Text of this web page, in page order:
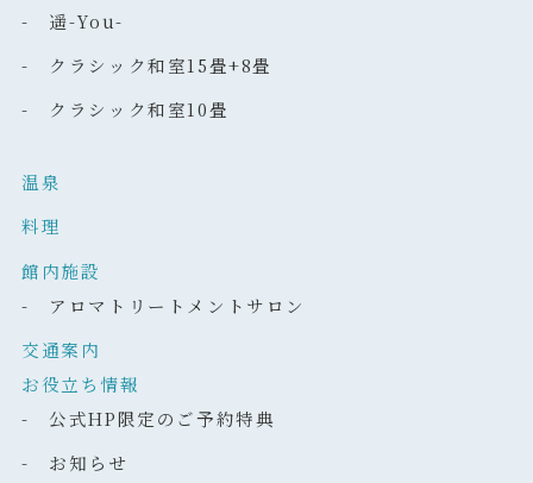
- 遥-You-
- クラシック和室15畳+8畳
- クラシック和室10畳
温泉
料理
館内施設
- アロマトリートメントサロン
交通案内
お役立ち情報
- 公式HP限定のご予約特典
- お知らせ